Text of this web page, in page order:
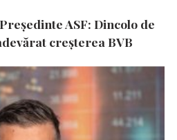
ASF: Dincolo de
creșterea BVB